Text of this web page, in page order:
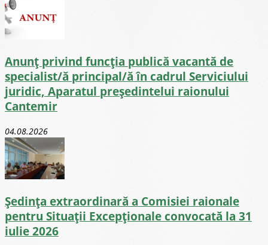
Anunț privind funcția publică vacantă de
specialist/ă principal/ă în cadrul Serviciului
juridic, Aparatul președintelui raionului
Cantemir
04.08.2026
Ședința extraordinară a Comisiei raionale
pentru Situații Excepționale convocată la 31
iulie 2026